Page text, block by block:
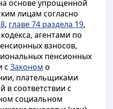
основе упрощенной
лицам согласно
, главе 74 раздела 19,
агентами по
взносов,
пенсионных
с Законом о
плательщиками
в соответствии с
социальном